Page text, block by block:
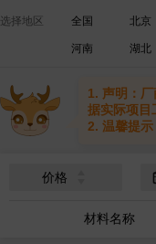
选择地区 全国 北京
河南 湖北
1. 声明：
据实际项目
2. 温馨提
价格
材料名称